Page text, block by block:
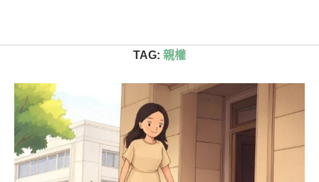
TAG: 親權